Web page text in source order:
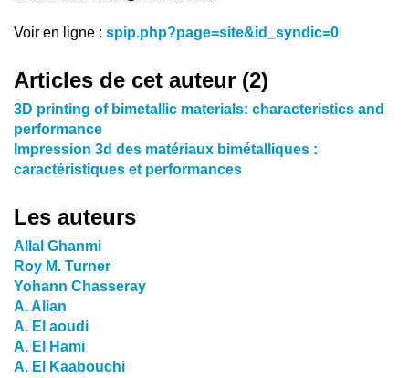
Voir en ligne : spip.php?page=site&id_syndic=0
Articles de cet auteur (2)
3D printing of bimetallic materials: characteristics and
performance
Impression 3d des matériaux bimétalliques :
caractéristiques et performances
Les auteurs
Allal Ghanmi
Roy M. Turner
Yohann Chasseray
A. Alian
A. El aoudi
A. El Hami
A. El Kaabouchi